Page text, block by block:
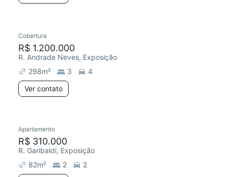
Redecorar
Cobertura
R$ 1.200.000
R. Andrade Neves, Exposição
298m² 3
4
Ver contato
Apartamento
R$ 310.000
R. Garibaldi, Exposição
82m² 2
2